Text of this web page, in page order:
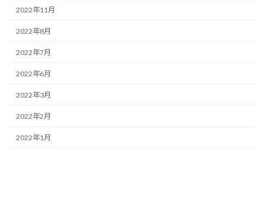
2022年11月
2022年8月
2022年7月
2022年6月
2022年3月
2022年2月
2022年1月